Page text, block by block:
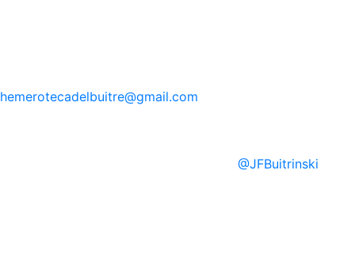
hemerotecadelbuitre@gmail.com
@JFBuitrinski